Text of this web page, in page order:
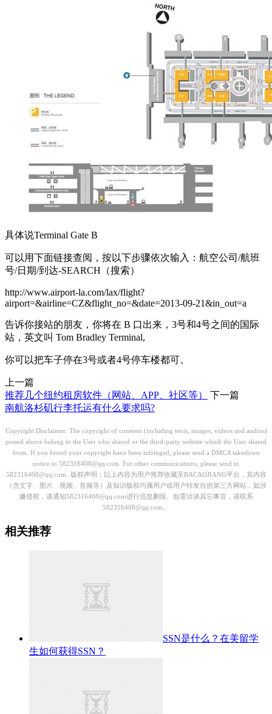
具体说Terminal Gate B
可以用下面链接查阅，按以下步骤依次输入：航空公司/航班
号/日期/到达-SEARCH（搜索）
http://www.airport-la.com/lax/flight?
airport=&airline=CZ&flight_no=&date=2013-09-21&in_out=a
告诉你接站的朋友，你将在 B 口出来，3号和4号之间的国际
站，英文叫 Tom Bradley Terminal,
你可以把车子停在3号或者4号停车楼都可。
上一篇
推荐几个纽约租房软件（网站、APP、社区等）
下一篇
南航洛杉矶行李托运有什么要求吗?
Copyright Disclaimer: The copyright of contents (including texts, images, videos and audios)
posted above belong to the User who shared or the third-party website which the User shared
from. If you found your copyright have been infringed, please send a DMCA takedown
notice to 582316408@qq.com. For other communications, please send to
582316408@qq.com.
版权声明：以上内容为用户推荐收藏至BACAOJIANG平台，其内容
（含文字、图片、视频、音频等）及知识版权均属用户或用户转发自的第三方网站，如涉
嫌侵权，请通知582316408@qq.com进行信息删除。如需洽谈其它事宜，请联系
582316408@qq.com。
相关推荐
SSN是什么？在美留学
生如何获得SSN？